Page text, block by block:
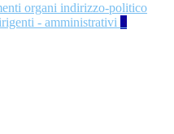
organi indirizzo-politico
- amministrativi 3